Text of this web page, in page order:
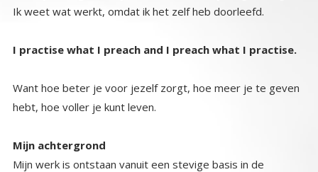
Ik weet wat werkt, omdat ik het zelf heb doorleefd.
I practise what I preach and I preach what I practise.
Want hoe beter je voor jezelf zorgt, hoe meer je te geven
hebt, hoe voller je kunt leven.
Mijn achtergrond
Mijn werk is ontstaan vanuit een stevige basis in de